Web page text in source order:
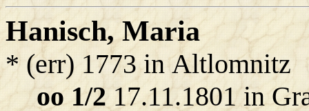
Hanisch, Maria
* (err) 1773 in Altlomnitz
oo 1/2 17.11.1801 in